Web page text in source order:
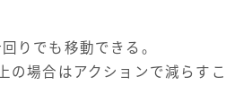
りでも移動できる。
の場合はアクションで減らすこ